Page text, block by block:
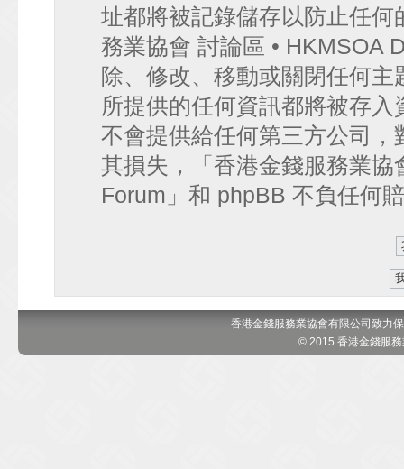
址都將被記錄儲存以防止任
務業協會 討論區 • HKMSOA
除、修改、移動或關閉任何
所提供的任何資訊都將被存
不會提供給任何第三方公司
其損失，「香港金錢服務業
Forum」和 phpBB 不負任何
香港金錢服務業協會有限公司致力
© 2015 香港金錢服